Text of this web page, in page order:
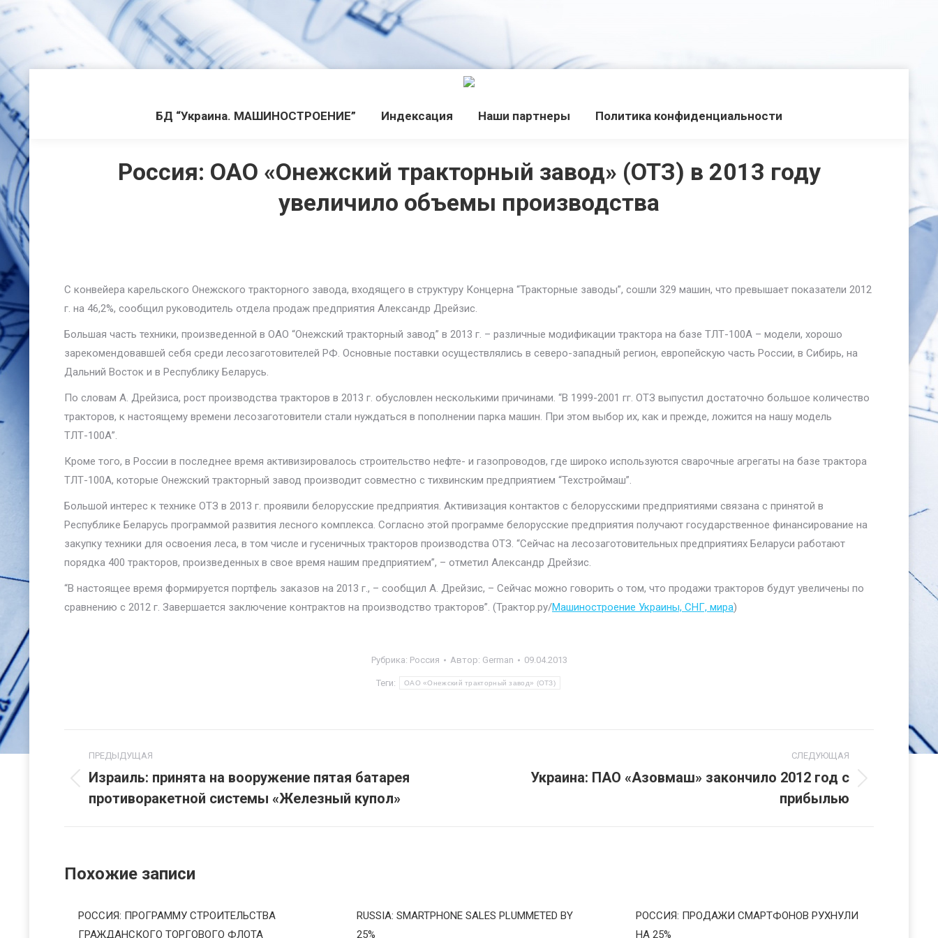
БД “Украина. МАШИНОСТРОЕНИЕ” Индекcация Наши партнеры Политика конфиденциальности
Россия: ОАО «Онежский тракторный завод» (ОТЗ) в 2013 году
увеличило объемы производства
С конвейера карельского Онежского тракторного завода, входящего в структуру Концерна “Тракторные заводы”, сошли 329 машин, что превышает показатели 2012
г. на 46,2%, сообщил руководитель отдела продаж предприятия Александр Дрейзис.
Большая часть техники, произведенной в ОАО “Онежский тракторный завод” в 2013 г. – различные модификации трактора на базе ТЛТ-100А – модели, хорошо
зарекомендовавшей себя среди лесозаготовителей РФ. Основные поставки осуществлялись в северо-западный регион, европейскую часть России, в Сибирь, на
Дальний Восток и в Республику Беларусь.
По словам А. Дрейзиса, рост производства тракторов в 2013 г. обусловлен несколькими причинами. “В 1999-2001 гг. ОТЗ выпустил достаточно большое количество
тракторов, к настоящему времени лесозаготовители стали нуждаться в пополнении парка машин. При этом выбор их, как и прежде, ложится на нашу модель
ТЛТ-100А”.
Кроме того, в России в последнее время активизировалось строительство нефте- и газопроводов, где широко используются сварочные агрегаты на базе трактора
ТЛТ-100А, которые Онежский тракторный завод производит совместно с тихвинским предприятием “Техстроймаш”.
Большой интерес к технике ОТЗ в 2013 г. проявили белорусские предприятия. Активизация контактов с белорусскими предприятиями связана с принятой в
Республике Беларусь программой развития лесного комплекса. Согласно этой программе белорусские предприятия получают государственное финансирование на
закупку техники для освоения леса, в том числе и гусеничных тракторов производства ОТЗ. “Сейчас на лесозаготовительных предприятиях Беларуси работают
порядка 400 тракторов, произведенных в свое время нашим предприятием”, – отметил Александр Дрейзис.
“В настоящее время формируется портфель заказов на 2013 г., – сообщил А. Дрейзис, – Сейчас можно говорить о том, что продажи тракторов будут увеличены по
сравнению с 2012 г. Завершается заключение контрактов на производство тракторов”. (Трактор.ру/Машиностроение Украины, СНГ, мира)
Рубрика: Россия Автор: German 09.04.2013
Теги: ОАО «Онежский тракторный завод» (ОТЗ)
по
записям
ПРЕДЫДУЩАЯ
Предыдущая
запись:
Израиль: принята на вооружение пятая батарея
противоракетной системы «Железный купол»
СЛЕДУЮЩАЯ
Следующая
Украина: ПАО «Азовмаш» закончило 2012 год с
прибылью
Похожие записи
РОССИЯ: ПРОГРАММУ СТРОИТЕЛЬСТВА
ГРАЖДАНСКОГО ТОРГОВОГО ФЛОТА
RUSSIA: SMARTPHONE SALES PLUMMETED BY
25%
РОССИЯ: ПРОДАЖИ СМАРТФОНОВ РУХНУЛИ
НА 25%